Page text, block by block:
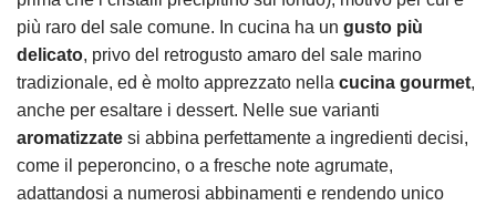
più raro del sale comune. In cucina ha un gusto più
delicato, privo del retrogusto amaro del sale marino
tradizionale, ed è molto apprezzato nella cucina gourmet,
anche per esaltare i dessert. Nelle sue varianti
aromatizzate si abbina perfettamente a ingredienti decisi,
come il peperoncino, o a fresche note agrumate,
adattandosi a numerosi abbinamenti e rendendo unico